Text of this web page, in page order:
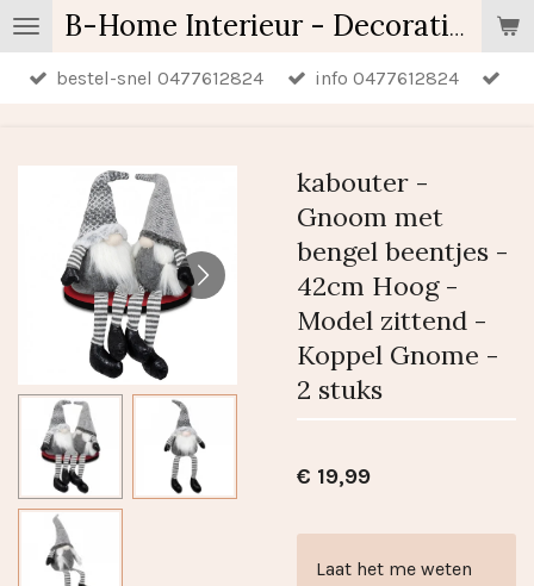
Ga
direct
naar
B-Home Interieur - Decoratie & Geschenken - Geurartikelen
bestel-snel 0477612824 info 0477612824
kabouter -
Gnoom met
bengel beentjes -
42cm Hoog -
Model zittend -
Koppel Gnome -
2 stuks
€ 19,99
Laat het me weten